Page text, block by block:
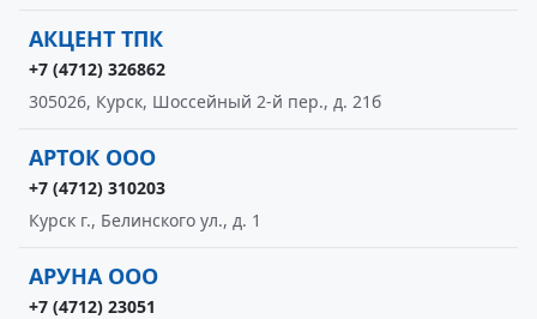
АКЦЕНТ ТПК
+7 (4712) 326862
305026, Курск, Шоссейный 2-й пер., д. 21б
АРТОК ООО
+7 (4712) 310203
Курск г., Белинского ул., д. 1
АРУНА ООО
+7 (4712) 23051